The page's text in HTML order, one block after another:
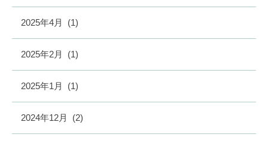
2025年4月 (1)
2025年2月 (1)
2025年1月 (1)
2024年12月 (2)